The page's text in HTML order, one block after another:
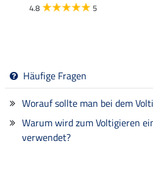
4.8 5
Häufige Fragen
Worauf sollte man bei dem
Warum wird zum Voltigieren
verwendet?